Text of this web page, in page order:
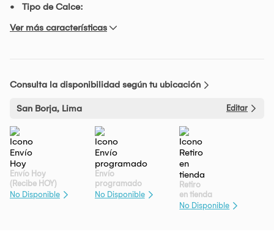
Tipo de Calce:
Ver más características
Consulta la disponibilidad según tu ubicación
San Borja, Lima Editar
Envío Hoy
(Recibe HOY)
No Disponible
Envío
programado
No Disponible
Retiro
en tienda
No Disponible